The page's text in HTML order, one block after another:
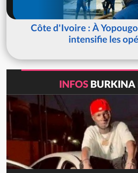
Côte d'Ivoire : À
intensifie les
INFOS BURKINA